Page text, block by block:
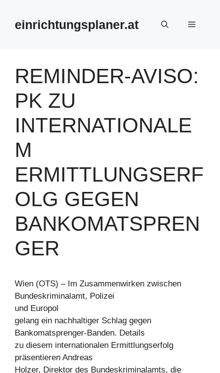
springeneinrichtungsplaner.at Menü
REMINDER-AVISO:
PK ZU
INTERNATIONALE
M
ERMITTLUNGSERF
OLG GEGEN
BANKOMATSPREN
GER
Wien (OTS) – Im Zusammenwirken zwischen
Bundeskriminalamt, Polizei
und Europol
gelang ein nachhaltiger Schlag gegen
Bankomatsprenger-Banden. Details
zu diesem internationalen Ermittlungserfolg
präsentieren Andreas
Holzer, Direktor des Bundeskriminalamts, die